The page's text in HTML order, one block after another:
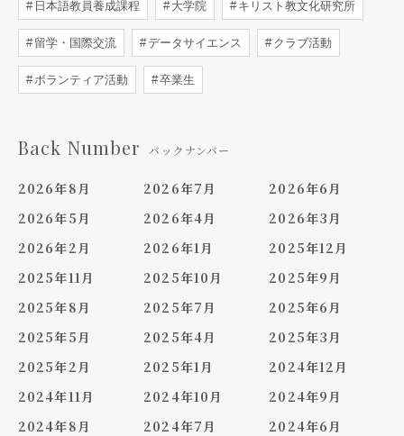
日本語教員養成課程 大学院 キリスト教文化研究所
留学・国際交流 データサイエンス クラブ活動
ボランティア活動 卒業生
Back Number バックナンバー
2026年8月 2026年7月
2026年6月
2026年5月
2026年4月
2026年3月
2026年2月
2026年1月
2025年12月
2025年11月
2025年10月
2025年9月
2025年8月
2025年7月
2025年6月
2025年5月
2025年4月
2025年3月
2025年2月
2025年1月
2024年12月
2024年11月
2024年10月
2024年9月
2024年8月
2024年7月
2024年6月